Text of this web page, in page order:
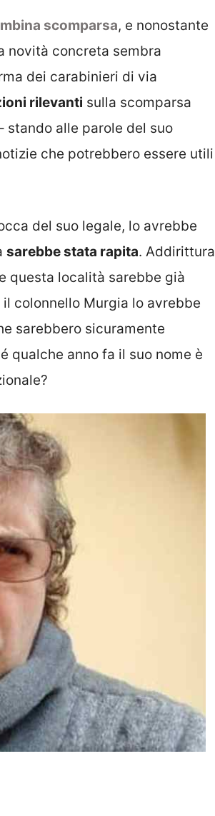
scomparsa, e nonostante
novità concreta sembra
dei carabinieri di via
rilevanti sulla scomparsa
stando alle parole del suo
che potrebbero essere utili
del suo legale, lo avrebbe
sarebbe stata rapita. Addirittura
questa località sarebbe già
colonnello Murgia lo avrebbe
sarebbero sicuramente
qualche anno fa il suo nome è